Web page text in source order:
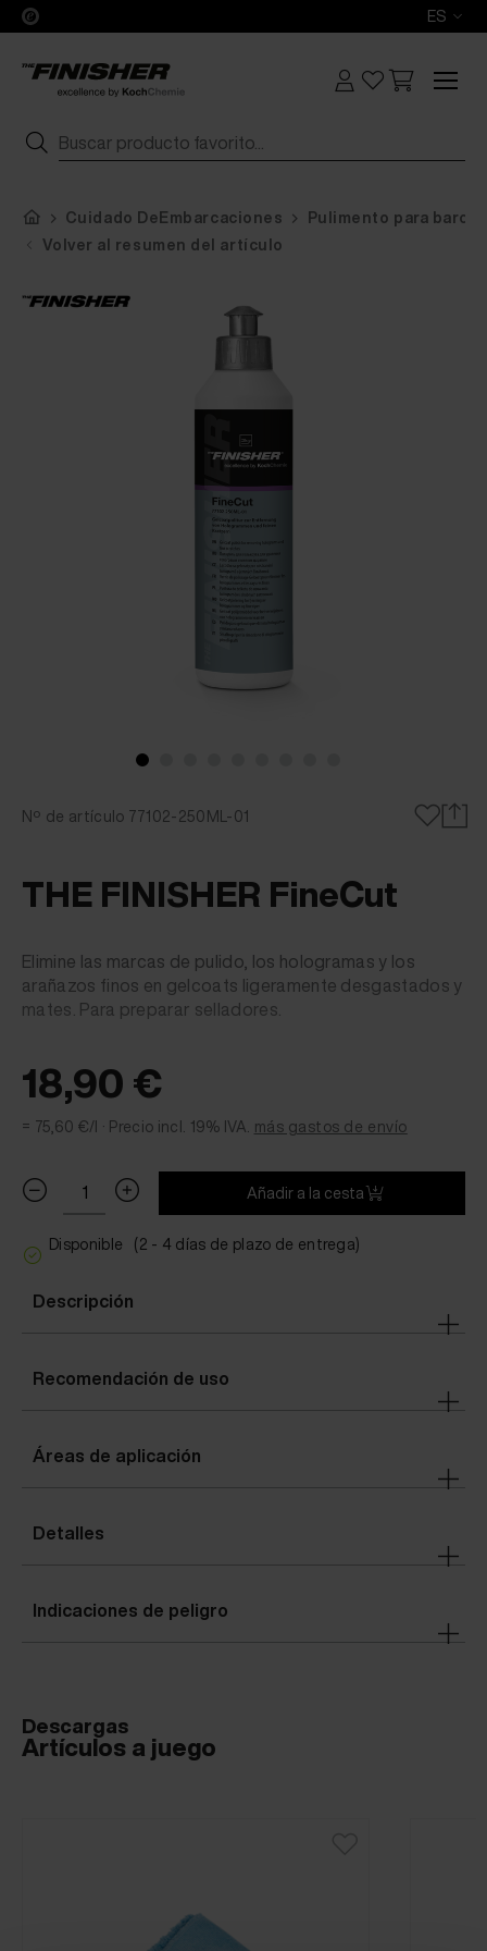
ES
Cuidado DeEmbarcaciones
Pulimento para barcos
Volver al resumen del artículo
Nº de artículo 77102-250ML-01
THE FINISHER FineCut
Elimine las marcas de pulido, los hologramas y los
arañazos finos en gelcoats ligeramente desgastados y
mates. Para preparar selladores.
18,90 €
= 75,60 €/l · Precio incl. 19% IVA. más gastos de envío
Añadir a la cesta
Disponible (2 - 4 días de plazo de entrega)
Descripción
Recomendación de uso
Áreas de aplicación
Detalles
Indicaciones de peligro
Descargas
Artículos a juego